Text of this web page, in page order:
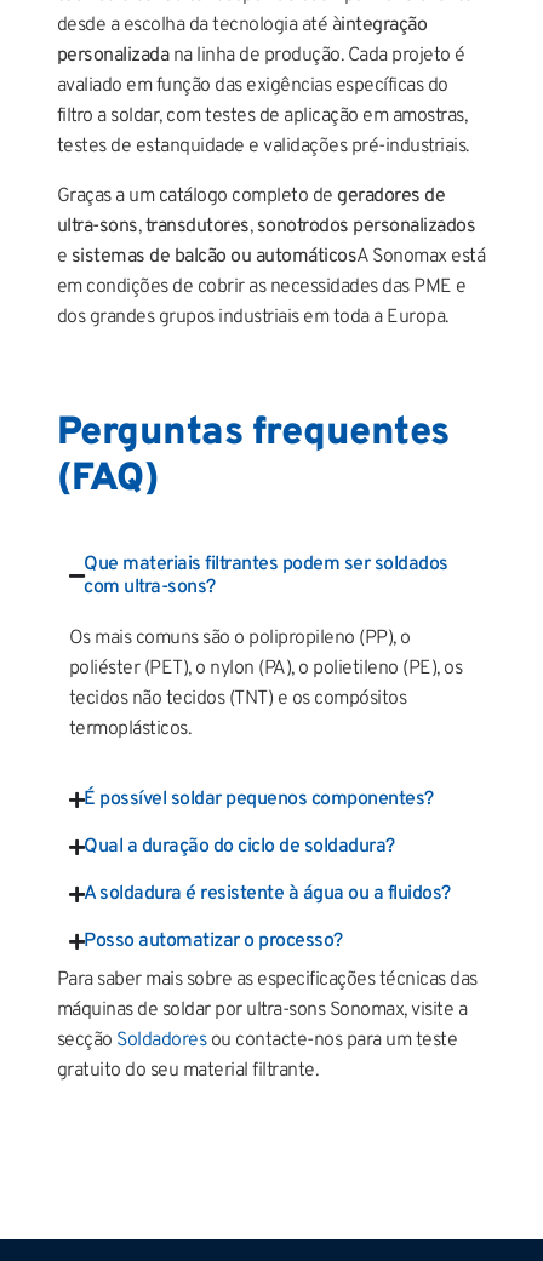
desde a escolha da tecnologia até àintegração
personalizadana linha de produção. Cada projeto é
avaliado em função das exigências específicas do
filtro a soldar, com testes de aplicação em amostras,
testes de estanquidade e validações pré-industriais.
Graças a um catálogo completo degeradores de
ultra-sons,transdutores, sonotrodos personalizados
e sistemas de balcão ou automáticosA Sonomax está
em condições de cobrir as necessidades das PME e
dos grandes grupos industriais em toda a Europa.
Perguntas frequentes
(FAQ)
Que materiais filtrantes podem ser soldados
com ultra-sons?
Os mais comuns são o polipropileno (PP), o
poliéster (PET), o nylon (PA), o polietileno (PE), os
tecidos não tecidos (TNT) e os compósitos
termoplásticos.
É possível soldar pequenos componentes?
Qual a duração do ciclo de soldadura?
A soldadura é resistente à água ou a fluidos?
Posso automatizar o processo?
Para saber mais sobre as especificações técnicas das
máquinas de soldar por ultra-sons Sonomax, visite a
secção Soldadoresou contacte-nos para um teste
gratuito do seu material filtrante.